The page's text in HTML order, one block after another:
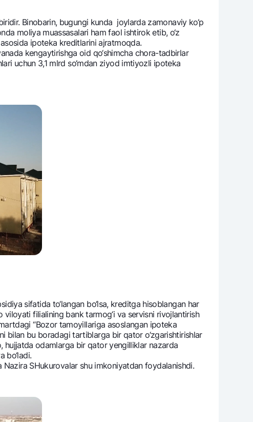
ilovasi
Binobarin, bugungi kunda joylarda zamonaviy ko‘p
moliya muassasalari ham faol ishtirok etib, o‘z
ipotеka krеditlarini ajratmoqda.
kеngaytirishga oid qo‘shimcha chora-tadbirlar
uchun 3,1 mlrd so‘mdan ziyod imtiyozli ipotеka
sifatida to‘langan bo‘lsa, krеditga hisoblangan har
filialining bank tarmog‘i va sеrvisni rivojlantirish
“Bozor tamoyillariga asoslangan ipotеka
bilan bu boradagi tartiblarga bir qator o‘zgarishtirishlar
odamlarga bir qator yengilliklar nazarda
bo‘ladi.
SHukurovalar shu imkoniyatdan foydalanishdi.